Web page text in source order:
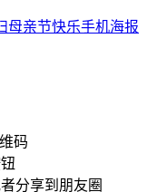
母亲节快乐手机海报
码
分享到朋友圈